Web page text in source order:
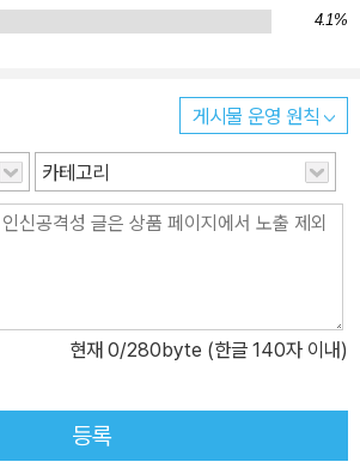
나 후에 20세기 최고의 베스트셀러가 되었
링, 빌리 조엘 등 수많은 뮤지션들이 이 작품
전해진다. 또한 「워터프런트」, 「에덴의 동
잔 감독이 소설을 영화화하고자 했으나, 샐린
어할까 봐 두렵다.”라는 이유로 거절한 일화
서 『호밀밭의 파수꾼』을 직접 각색하기보다
했다고 알려져 있다. 매력적인 반항아라는
끊임없는 영감의 원천이 되어 온 『호밀밭의
리는 여전히 그 생생함을 잃지 않고 오늘도 전
학전집 『호밀밭의 파
4.1%
게시물 운영 원칙
카테고리
현재 0/280byte (한글 140자 이내)
등록